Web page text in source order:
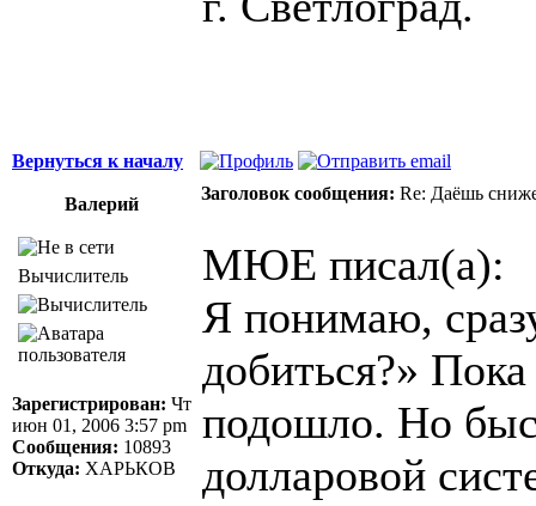
Вернуться к началу
Валерий
Заголовок сообщения: Re: Даёшь
Вычислитель
Зарегистрирован: Чт
июн 01, 2006 3:57 pm
Сообщения: 10893
Откуда: ХАРЬКОВ
МЮЕ писал(а):
Я понимаю,
добиться?»
подошло. Но
долларовой